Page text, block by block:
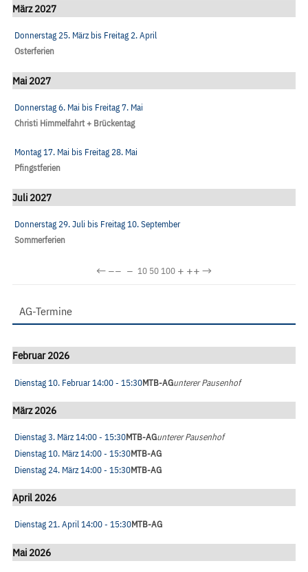
März 2027
Donnerstag 25. März bis Freitag 2. April
Osterferien
Mai 2027
Donnerstag 6. Mai bis Freitag 7. Mai
Christi Himmelfahrt + Brückentag
Montag 17. Mai bis Freitag 28. Mai
Pfingstferien
Juli 2027
Donnerstag 29. Juli bis Freitag 10. September
Sommerferien
←−− − 10 50100 + ++→
AG-Termine
Februar 2026
Dienstag 10. Februar14:00- 15:30MTB-AGunterer Pausenhof
März 2026
Dienstag 3. März14:00- 15:30MTB-AGunterer Pausenhof
Dienstag 10. März14:00- 15:30MTB-AG
Dienstag 24. März14:00- 15:30MTB-AG
April 2026
Dienstag 21. April14:00- 15:30MTB-AG
Mai 2026